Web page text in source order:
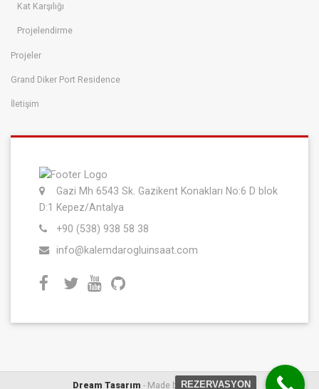
Kat Karşılığı
Projelendirme
Projeler
Grand Diker Port Residence
İletişim
Gazi Mh 6543 Sk. Gazikent Konakları No:6 D blok
D:1 Kepez/Antalya
+90 (538) 938 58 38
info@kalemdarogluinsaat.com
Dream Tasarım - Made by Dream Tasarım.
REZERVASYON